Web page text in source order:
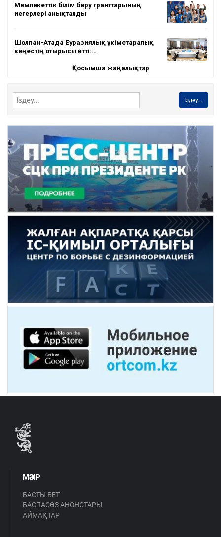
Мемлекеттік білім беру гранттарының
иегерлері анықталды
Шолпан-Атада Еуразиялық үкіметаралық
кеңестің отырысы өтті:…
Қосымша жаңалықтар
Іздеу...
МӘЗІР
БАСТЫ БЕТ
БАСПАСӨЗ АНОНСТАРЫ
АЙМАҚТАР